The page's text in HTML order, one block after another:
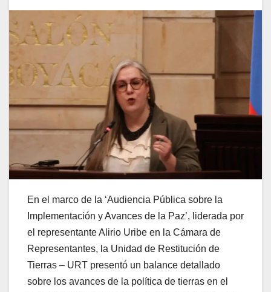
En el marco de la ‘Audiencia Pública sobre la
Implementación y Avances de la Paz’, liderada por
el representante Alirio Uribe en la Cámara de
Representantes, la Unidad de Restitución de
Tierras – URT presentó un balance detallado
sobre los avances de la política de tierras en el